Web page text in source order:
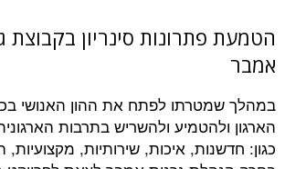
סינריון בקבוצת גרנות
לפתח את ההון האנושי בכל רמות
ולהשריש בתרבות הארגונית ערכים
איכות, שירותיות, מקצועיות, הוגנות ועוד,